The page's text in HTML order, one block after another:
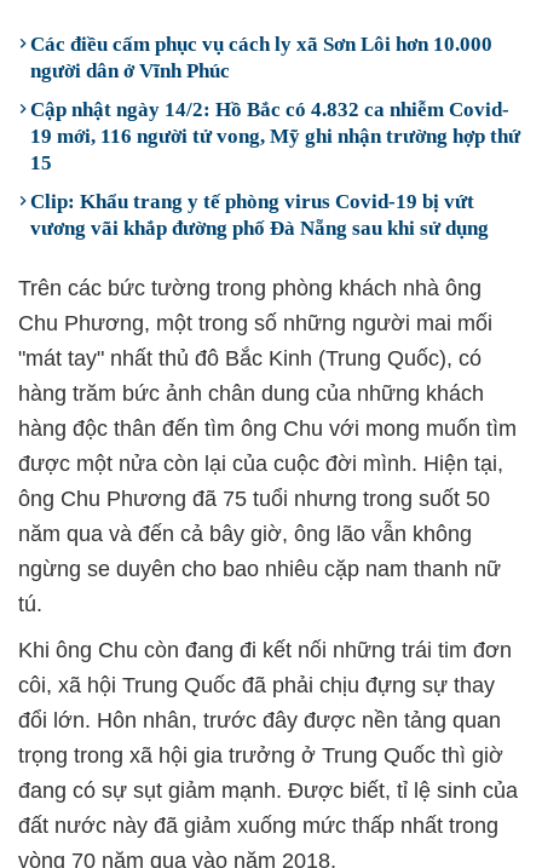
Các điều cấm phục vụ cách ly xã Sơn Lôi hơn 10.000
người dân ở Vĩnh Phúc
Cập nhật ngày 14/2: Hồ Bắc có 4.832 ca nhiễm Covid-
19 mới, 116 người tử vong, Mỹ ghi nhận trường hợp thứ
15
Clip: Khẩu trang y tế phòng virus Covid-19 bị vứt
vương vãi khắp đường phố Đà Nẵng sau khi sử dụng
Trên các bức tường trong phòng khách nhà ông
Chu Phương, một trong số những người mai mối
"mát tay" nhất thủ đô Bắc Kinh (Trung Quốc), có
hàng trăm bức ảnh chân dung của những khách
hàng độc thân đến tìm ông Chu với mong muốn tìm
được một nửa còn lại của cuộc đời mình. Hiện tại,
ông Chu Phương đã 75 tuổi nhưng trong suốt 50
năm qua và đến cả bây giờ, ông lão vẫn không
ngừng se duyên cho bao nhiêu cặp nam thanh nữ
tú.
Khi ông Chu còn đang đi kết nối những trái tim đơn
côi, xã hội Trung Quốc đã phải chịu đựng sự thay
đổi lớn. Hôn nhân, trước đây được nền tảng quan
trọng trong xã hội gia trưởng ở Trung Quốc thì giờ
đang có sự sụt giảm mạnh. Được biết, tỉ lệ sinh của
đất nước này đã giảm xuống mức thấp nhất trong
vòng 70 năm qua vào năm 2018.